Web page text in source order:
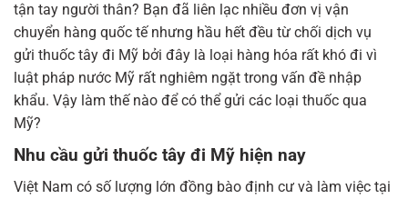
tận tay người thân? Bạn đã liên lạc nhiều đơn vị vận
chuyển hàng quốc tế nhưng hầu hết đều từ chối dịch vụ
gửi thuốc tây đi Mỹ bởi đây là loại hàng hóa rất khó đi vì
luật pháp nước Mỹ rất nghiêm ngặt trong vấn đề nhập
khẩu. Vậy làm thế nào để có thể gửi các loại thuốc qua
Mỹ?
Nhu cầu gửi thuốc tây đi Mỹ hiện nay
Việt Nam có số lượng lớn đồng bào định cư và làm việc tại